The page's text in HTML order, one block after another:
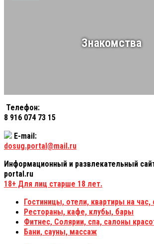
Знакомства
Телефон:
8 916 074 73 15
E-mail:
dosug.portal@mail.ru
Информационный и развлекательный
portal.ru
18+ Для лиц старше 18 лет.
Гостиницы, отели, квартиры на час,
Рестораны, кафе, клубы, бары
Фитнес, Солярии, спа, салоны
Бани, сауны, массаж